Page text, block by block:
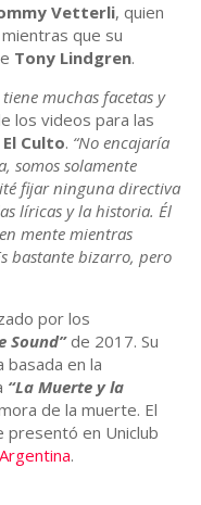
Vetterli, quien
que su
Tony Lindgren.
muchas facetas y
los videos para las
El Culto. “No encajaría
somos solamente
fijar ninguna directiva
líricas y la historia. Él
mente mientras
bastante bizarro, pero
por los
Sound”de 2017. Su
en la
“La Muerte y la
de la muerte. El
presentó en Uniclub
.